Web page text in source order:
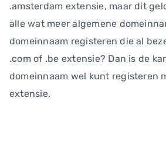
.amsterdam extensie, maar dit
alle wat meer algemene
domeinnaam registeren die al
.com of .be extensie? Dan is de
domeinnaam wel kunt registeren
extensie.